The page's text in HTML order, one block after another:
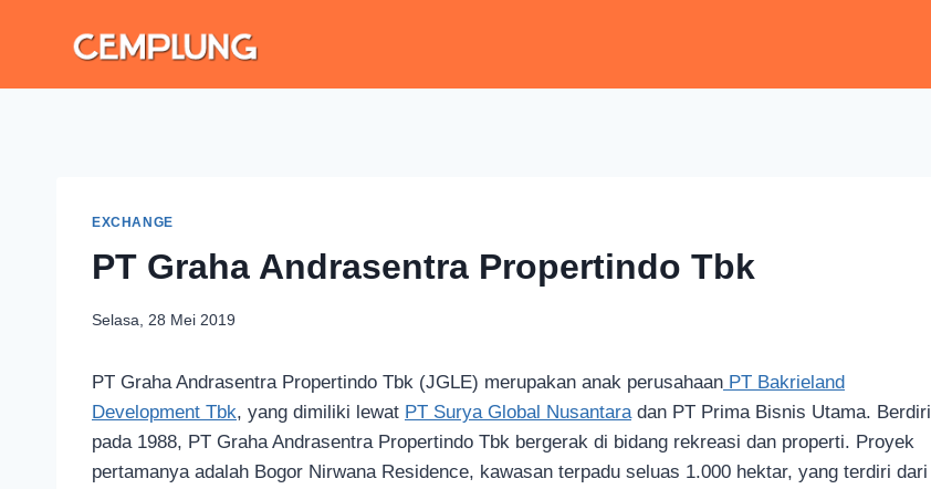
EXCHANGE
PT Graha Andrasentra Propertindo Tbk
Selasa, 28 Mei 2019
PT Graha Andrasentra Propertindo Tbk (JGLE) merupakan anak perusahaan PT Bakrieland
Development Tbk, yang dimiliki lewat PT Surya Global Nusantara dan PT Prima Bisnis Utama. Berdiri
pada 1988, PT Graha Andrasentra Propertindo Tbk bergerak di bidang rekreasi dan properti. Proyek
pertamanya adalah Bogor Nirwana Residence, kawasan terpadu seluas 1.000 hektar, yang terdiri dari